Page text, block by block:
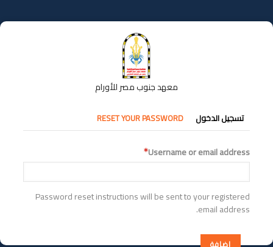
إلى
المحتوى
معهد جنوب مصر للأورام
التبويبات
الأساسية
تسجيل الدخول RESET YOUR PASSWORD
Username or email address
Password reset instructions will be sent to your registered
email address.